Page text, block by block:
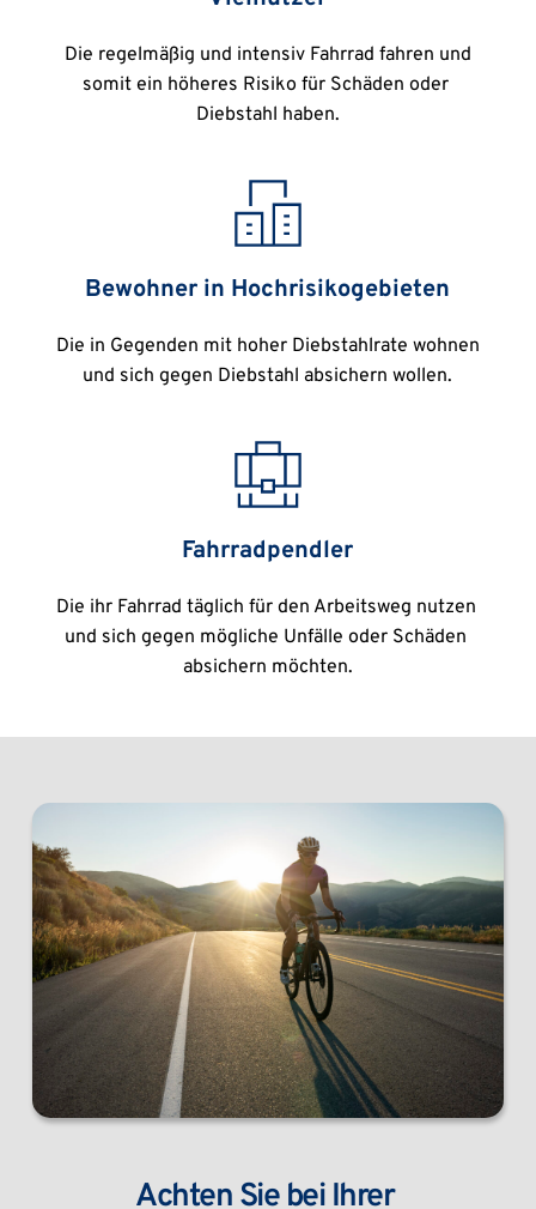
somit ein höheres Risiko für Schäden oder
Diebstahl haben.
Bewohner in Hochrisikogebieten
Die in Gegenden mit hoher Diebstahlrate wohnen
und sich gegen Diebstahl absichern wollen.
Fahrradpendler
Die ihr Fahrrad täglich für den Arbeitsweg nutzen
und sich gegen mögliche Unfälle oder Schäden
absichern möchten.
Achten Sie bei Ihrer